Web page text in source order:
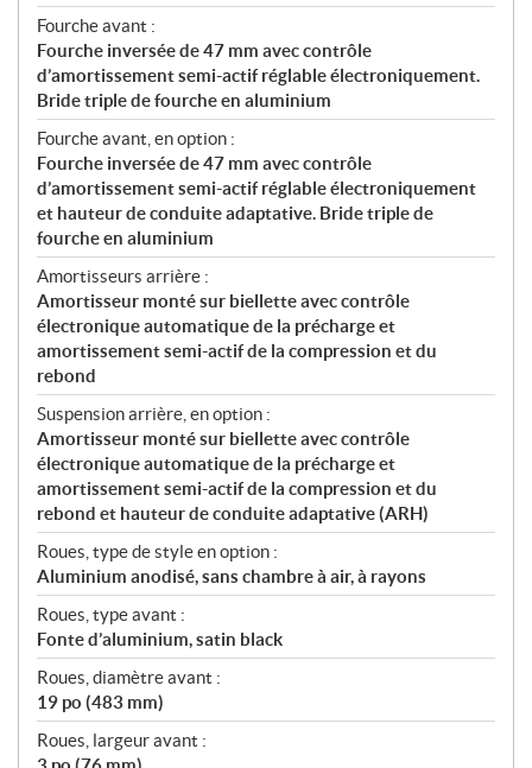
Fourche avant :
Fourche inversée de 47 mm avec contrôle
d’amortissement semi-actif réglable électroniquement.
Bride triple de fourche en aluminium
Fourche avant, en option :
Fourche inversée de 47 mm avec contrôle
d’amortissement semi-actif réglable électroniquement
et hauteur de conduite adaptative. Bride triple de
fourche en aluminium
Amortisseurs arrière :
Amortisseur monté sur biellette avec contrôle
électronique automatique de la précharge et
amortissement semi-actif de la compression et du
rebond
Suspension arrière, en option :
Amortisseur monté sur biellette avec contrôle
électronique automatique de la précharge et
amortissement semi-actif de la compression et du
rebond et hauteur de conduite adaptative (ARH)
Roues, type de style en option :
Aluminium anodisé, sans chambre à air, à rayons
Roues, type avant :
Fonte d’aluminium, satin black
Roues, diamètre avant :
19 po (483 mm)
Roues, largeur avant :